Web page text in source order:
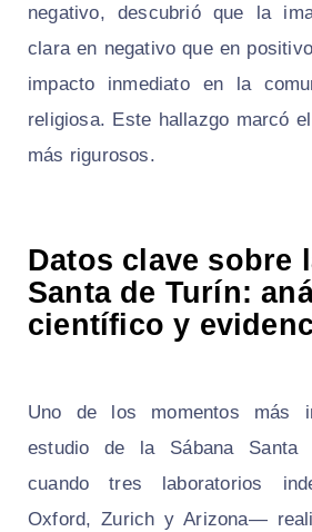
negativo, descubrió que la
clara en negativo que en
impacto inmediato en la
religiosa. Este hallazgo marcó
más rigurosos.
Datos clave sobre
Santa de Turín:
científico y
Uno de los momentos más
estudio de la Sábana Santa
cuando tres laboratorios
Oxford, Zurich y Arizona—